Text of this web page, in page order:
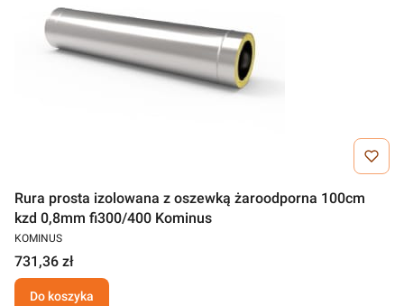
Rura prosta izolowana z oszewką żaroodporna 100cm
kzd 0,8mm fi300/400 Kominus
KOMINUS
731,36 zł
Do koszyka